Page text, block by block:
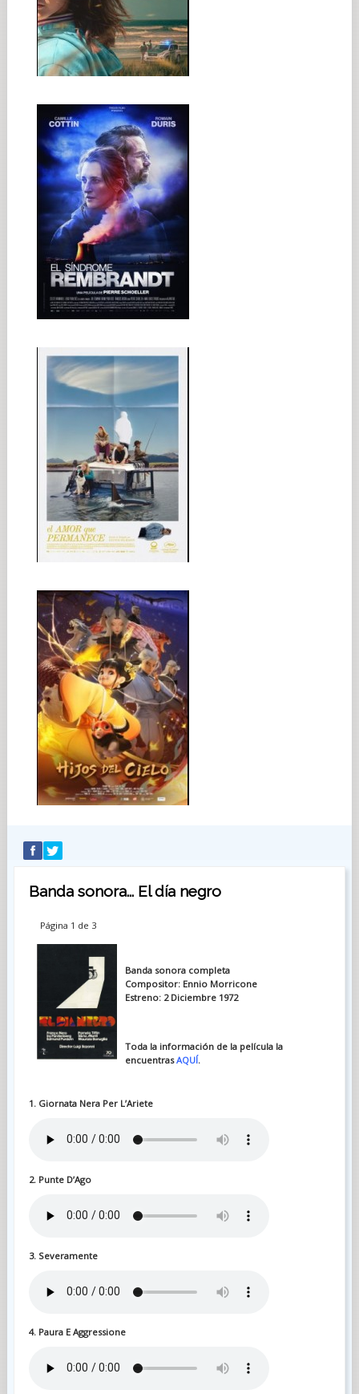
Banda sonora... El día negro
Página 1 de 3
Banda sonora completa
Compositor: Ennio Morricone
Estreno: 2 Diciembre 1972
Toda la información de la película la
encuentrasAQUÍ.
1. Giornata Nera Per L’Ariete
2. Punte D’Ago
3. Severamente
4. Paura E Aggressione